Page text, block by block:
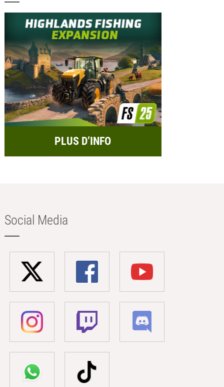
PLUS D’INFO
Social Media